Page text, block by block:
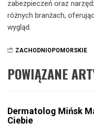
zabezpieczeń oraz
różnych branżach,
wygląd.
ZACHODNIOPOMORSKIE
POWIĄZANE
Dermatolog Mińsk
Ciebie